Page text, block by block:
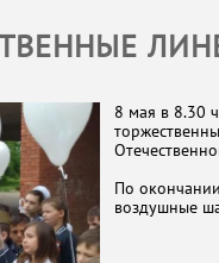
8 мая в 8.30
По
воздушные